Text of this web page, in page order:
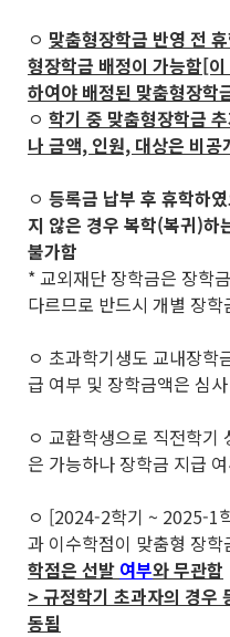
ㅇ 맞춤형장학금 반영 전
형장학금 배정이 가능함[
하여야 배정된 맞춤형장학
ㅇ 학기 중 맞춤형장학금
나 금액, 인원, 대상은 비공
ㅇ 등록금 납부 후 휴학하
지 않은 경우 복학(복귀)하
불가함
* 교외재단 장학금은 장학
다르므로 반드시 개별 장학
ㅇ 초과학기생도 교내장학
급 여부 및 장학금액은 심
ㅇ 교환학생으로 직전학기
은 가능하나 장학금 지급
ㅇ [2024-2학기 ~ 2025-1
과 이수학점이 맞춤형 장
학점은 선발 여부와 무관함
> 규정학기 초과자의 경우
동됨